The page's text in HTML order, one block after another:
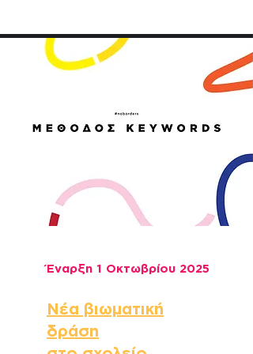
Έναρξη 1 Οκτωβρίου 2025
Νέα βιωματική
δράση